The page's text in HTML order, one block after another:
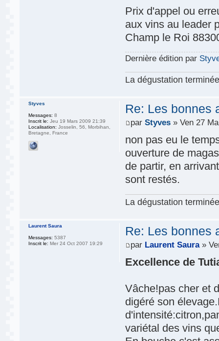
Prix d'appel ou
aux vins au leader
Champ le Roi
Dernière édition par
La dégustation
Re: Les bonnes
parStyves » Ven 27
non pas eu le
ouverture de
de partir, en
sont restés.
La dégustation
Styves
Messages: 8
Inscrit le: Jeu 19 Mars 2009 21:39
Localisation: Josselin, 56, Morbihan,
Bretagne, France
Re: Les bonnes
par Laurent Saura»
Excellence de
Vâche!pas cher et
digéré son
variétal des vins
Laurent Saura
Messages: 5387
Inscrit le: Mer 24 Oct 2007 19:29